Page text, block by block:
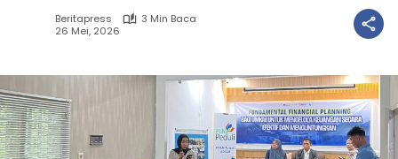
Beritapress
3 Min Baca
26 Mei, 2026